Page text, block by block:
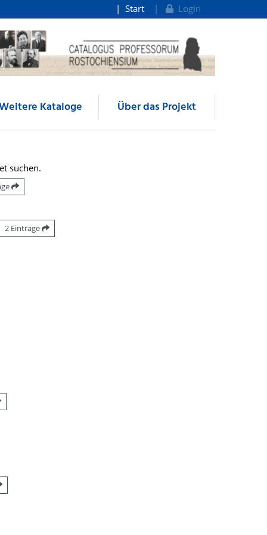
Start Login
Kataloge Über das Projekt
suchen.
2 Einträge